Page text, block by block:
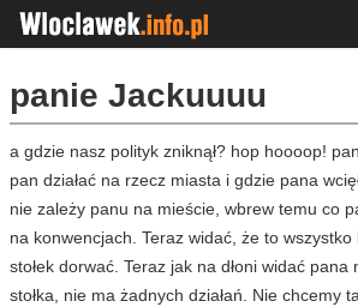
panie Jackuuuu
a gdzie nasz polityk zniknął? hop hoooop!
pan działać na rzecz miasta i gdzie pana
nie zależy panu na mieście, wbrew temu co
na konwencjach. Teraz widać, że to wszystko
stołek dorwać. Teraz jak na dłoni widać pana
stołka, nie ma żadnych działań. Nie chcemy